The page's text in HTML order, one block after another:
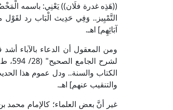
((هَذِه غدرة فلَان)) يَعْنِي: باسمه
التَّمْيِيز.. وَفِي حَدِيث الْبَاب رد لقَوْل
آبَائِهِم] اهـ.
ومن المعقول أن الدعاء بالآباء
الكتاب والسنة.. ودل عموم هذا
والتنقيب عنهم] اهـ.
غير أنَّ بعض العلماء؛ كالإمام